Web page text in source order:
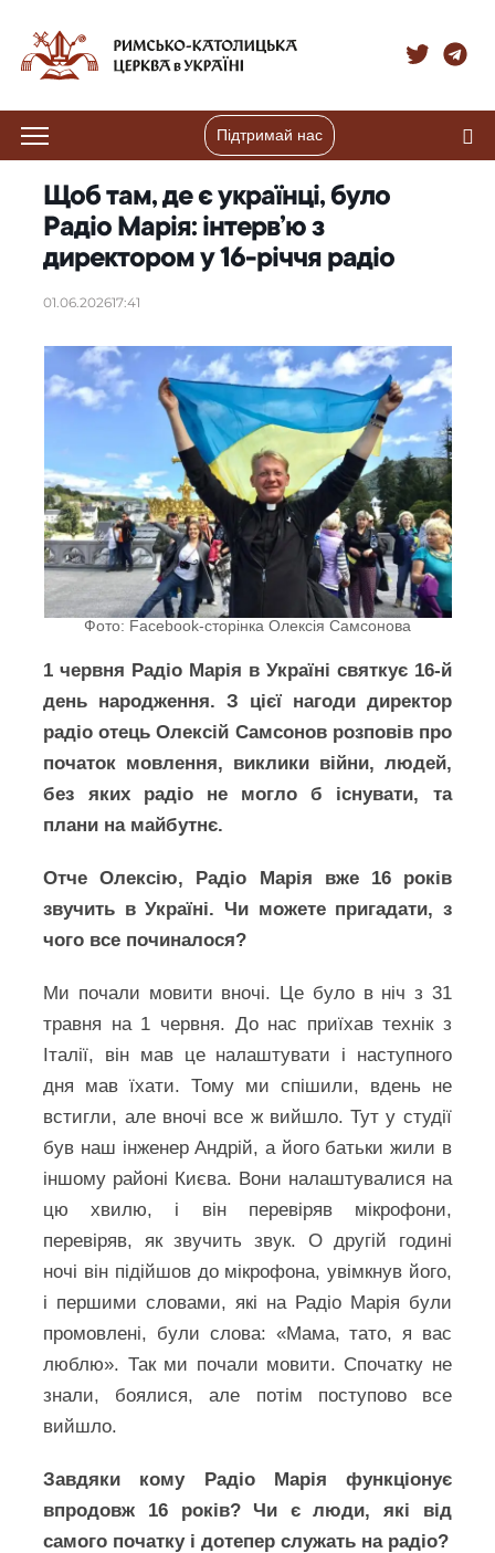
Підтримай нас
Щоб там, де є українці, було
Радіо Марія: інтерв’ю з
директором у 16-річчя радіо
01.06.202617:41
Фото: Facebook-сторінка Олексія Самсонова
1 червня Радіо Марія в Україні святкує 16-й
день народження. З цієї нагоди директор
радіо отець Олексій Самсонов розповів про
початок мовлення, виклики війни, людей,
без яких радіо не могло б існувати, та
плани на майбутнє.
Отче Олексію, Радіо Марія вже 16 років
звучить в Україні. Чи можете пригадати, з
чого все починалося?
Ми почали мовити вночі. Це було в ніч з 31
травня на 1 червня. До нас приїхав технік з
Італії, він мав це налаштувати і наступного
дня мав їхати. Тому ми спішили, вдень не
встигли, але вночі все ж вийшло. Тут у студії
був наш інженер Андрій, а його батьки жили в
іншому районі Києва. Вони налаштувалися на
цю хвилю, і він перевіряв мікрофони,
перевіряв, як звучить звук. О другій годині
ночі він підійшов до мікрофона, увімкнув його,
і першими словами, які на Радіо Марія були
промовлені, були слова: «Мама, тато, я вас
люблю». Так ми почали мовити. Спочатку не
знали, боялися, але потім поступово все
вийшло.
Завдяки кому Радіо Марія функціонує
впродовж 16 років? Чи є люди, які від
самого початку і дотепер служать на радіо?